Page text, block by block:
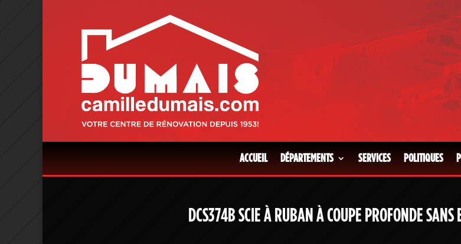
ACCUEIL DÉPARTEMENTS SERVICES POLITIQUES
DCS374B SCIE À RUBAN À COUPE PROFONDE